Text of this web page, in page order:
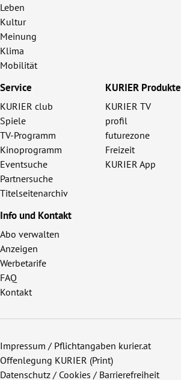
Leben
Kultur
Meinung
Klima
Mobilität
Service
KURIER club
Spiele
TV-Programm
Kinoprogramm
Eventsuche
Partnersuche
Titelseitenarchiv
KURIER Produkte
KURIER TV
profil
futurezone
Freizeit
KURIER App
Info und Kontakt
Abo verwalten
Anzeigen
Werbetarife
FAQ
Kontakt
Impressum / Pflichtangaben kurier.at
Offenlegung KURIER (Print)
Datenschutz / Cookies / Barrierefreiheit